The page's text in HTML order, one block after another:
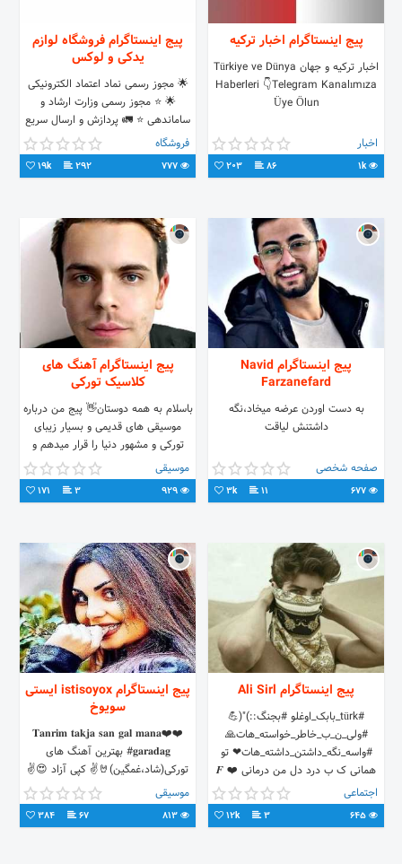
پیج اینستاگرام اخبار ترکیه
اخبار ترکیه و جهان Türkiye ve Dünya
Haberleri 👇Telegram Kanalımıza
Üye Ölun
اخبار
1k
86
203
پیج اینستاگرام فروشگاه لوازم
یدکی و لوکس
🌟 مجوز رسمی نماد اعتماد الکترونیکی
🌟 ⭐ مجوز رسمی وزارت ارشاد و
ساماندهی ⭐ 🚛 پردازش و ارسال سریع
به سراسر کشور ♻ 💻⬇ورود به
وبسایت و خرید _
فروشگاه
292
19k
پیج اینستاگرام Navid
Farzanefard
به دست اوردن عرضه میخاد،نگه
داشتنش لیاقت
صفحه شخصی
11
3k
پیج اینستاگرام آهنگ های
کلاسیک تورکی
باسلام به همه دوستان👋 پیج من درباره
موسیقی های قدیمی و بسیار زیبای
تورکی و مشهور دنیا را قرار میدهم و
میتوانید به آن ها گوش کنید و مشاهده
کنید.🔥
موسیقی
3
171
پیج اینستاگرام Ali Sirl
#türk_بابک_اوغلو #بجنگ::)"(💪
#ولی_ن_ب_خاطر_خواسته_هات🙏
#واسه_نگه_داشتن_داشته_هات❤ تو
همانی ک ب درد دل من درمانی ❤️ 𝑭
اجتماعی
3
12k
پیج اینستاگرام istisoyox ایستی
سویوخ
❤️𝐓𝐚𝐧𝐫𝐢𝐦 𝐭𝐚𝐤𝐣𝐚 𝐬𝐚𝐧 𝐠𝐚𝐥 𝐦𝐚𝐧𝐚❤️
#𝐠𝐚𝐫𝐚𝐝𝐚𝐠 بهترین آهنگ های
تورکی(شاد،غمگین)🤘✌️ کپی آزاد 😍✌️
موسیقی
67
384